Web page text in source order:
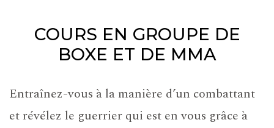
COURS EN GROUPE DE
BOXE ET DE MMA
Entraînez-vous à la manière d’un combattant
et révélez le guerrier qui est en vous grâce à